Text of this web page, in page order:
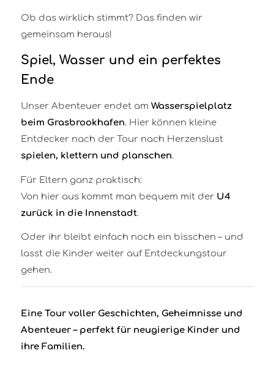
Ob das wirklich stimmt? Das finden wir
gemeinsam heraus!
Spiel, Wasser und ein perfektes
Ende
Unser Abenteuer endet am Wasserspielplatz
beim Grasbrookhafen. Hier können kleine
Entdecker nach der Tour nach Herzenslust
spielen, klettern und planschen.
Für Eltern ganz praktisch:
Von hier aus kommt man bequem mit der U4
zurück in die Innenstadt.
Oder ihr bleibt einfach noch ein bisschen – und
lasst die Kinder weiter auf Entdeckungstour
gehen.
Eine Tour voller Geschichten, Geheimnisse und
Abenteuer – perfekt für neugierige Kinder und
ihre Familien.